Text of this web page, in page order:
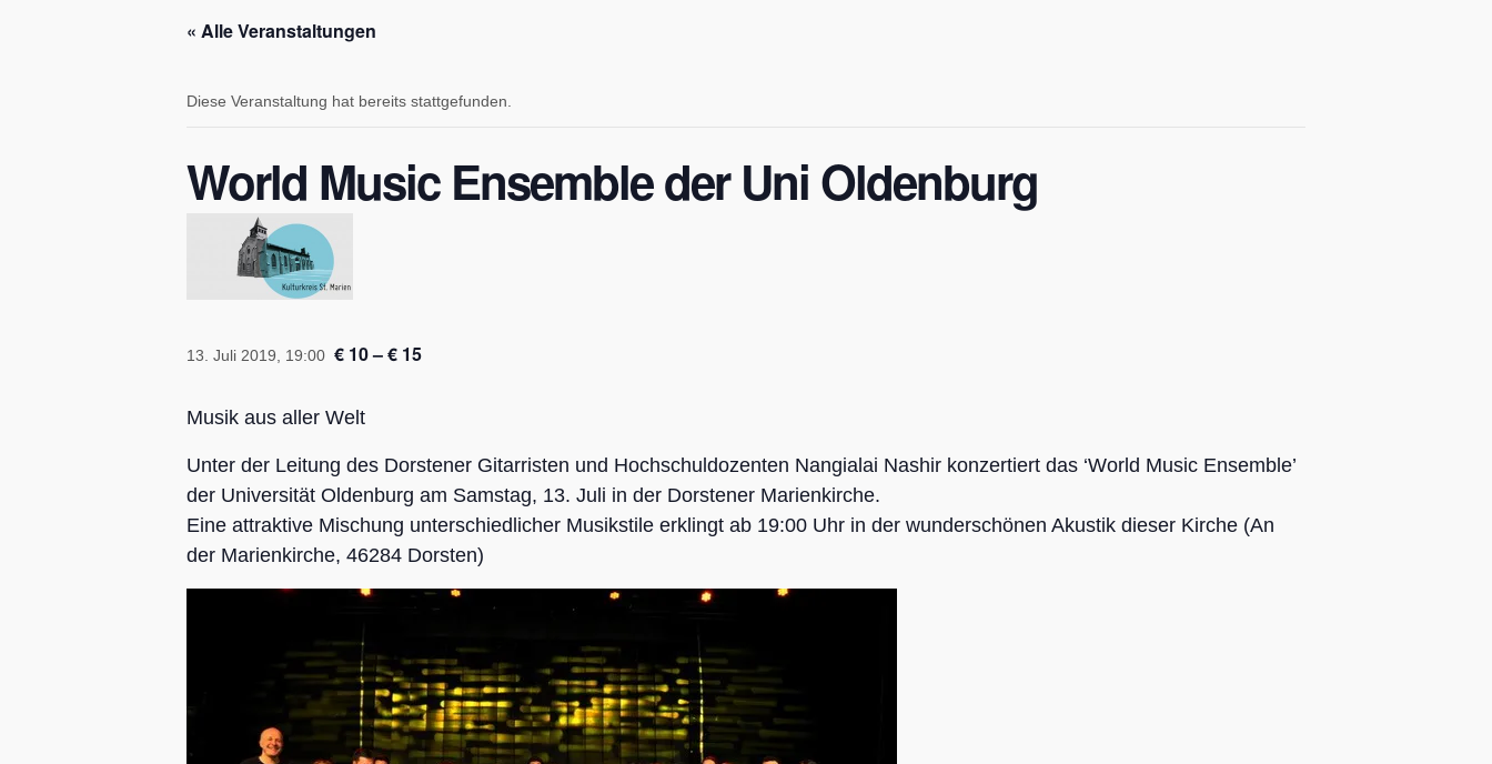
« Alle Veranstaltungen
Diese Veranstaltung hat bereits stattgefunden.
World Music Ensemble der Uni Oldenburg
13. Juli 2019, 19:00 € 10 – € 15
Musik aus aller Welt
Unter der Leitung des Dorstener Gitarristen und Hochschuldozenten Nangialai Nashir konzertiert das ‘World Music Ensemble’
der Universität Oldenburg am Samstag, 13. Juli in der Dorstener Marienkirche.
Eine attraktive Mischung unterschiedlicher Musikstile erklingt ab 19:00 Uhr in der wunderschönen Akustik dieser Kirche (An
der Marienkirche, 46284 Dorsten)